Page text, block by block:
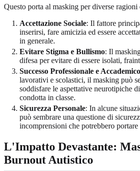
Questo porta al masking per diverse ragioni
Accettazione Sociale: Il fattore
inserirsi, fare amicizia ed essere
in generale.
Evitare Stigma e Bullismo: Il
difesa per evitare di essere isolati,
Successo Professionale e Accademico
lavorativi e scolastici, il masking può
soddisfare le aspettative neurotipiche
condotta in classe.
Sicurezza Personale: In alcune
può sembrare una questione di
incomprensioni che potrebbero portare
L'Impatto Devastante:
Burnout Autistico